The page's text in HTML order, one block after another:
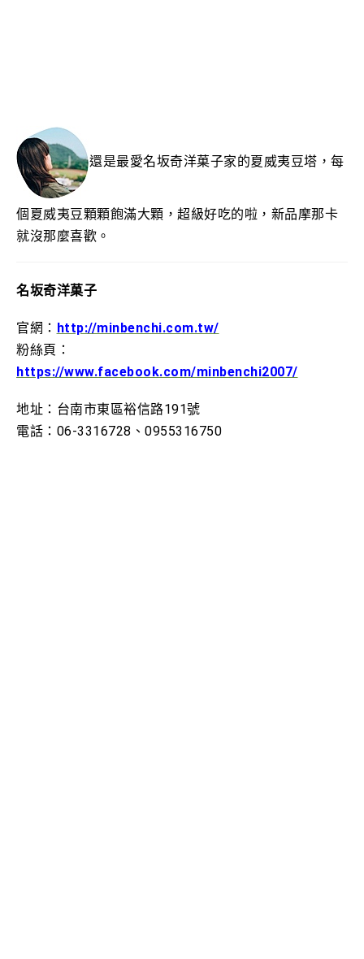
還是最愛名坂奇洋菓子家的夏威夷豆塔，每
個夏威夷豆顆顆飽滿大顆，超級好吃的啦，新品摩那卡
就沒那麼喜歡。
名坂奇洋菓子
官網： http://minbenchi.com.tw/
粉絲頁：
https://www.facebook.com/minbenchi2007/
地址：台南市東區裕信路191號
電話：06-3316728、0955316750